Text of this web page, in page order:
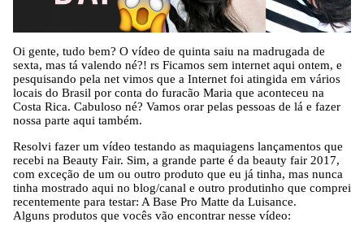
Oi gente, tudo bem? O vídeo de quinta saiu na madrugada de
sexta, mas tá valendo né?! rs Ficamos sem internet aqui ontem, e
pesquisando pela net vimos que a Internet foi atingida em vários
locais do Brasil por conta do furacão Maria que aconteceu na
Costa Rica. Cabuloso né? Vamos orar pelas pessoas de lá e fazer
nossa parte aqui também.
Resolvi fazer um vídeo testando as maquiagens lançamentos que
recebi na Beauty Fair. Sim, a grande parte é da beauty fair 2017,
com exceção de um ou outro produto que eu já tinha, mas nunca
tinha mostrado aqui no blog/canal e outro produtinho que comprei
recentemente para testar: A Base Pro Matte da Luisance.
Alguns produtos que vocês vão encontrar nesse vídeo: